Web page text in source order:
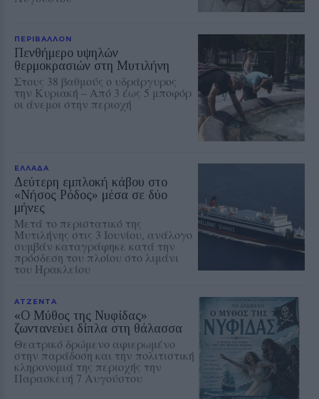
ΠΕΡΙΒΑΛΛΟΝ
Πενθήμερο υψηλών
θερμοκρασιών στη Μυτιλήνη
Στους 38 βαθμούς ο υδράργυρος
την Κυριακή – Από 3 έως 5 μποφόρ
οι άνεμοι στην περιοχή
ΕΛΛΑΔΑ
Δεύτερη εμπλοκή κάβου στο
«Νήσος Ρόδος» μέσα σε δύο
μήνες
Μετά το περιστατικό της
Μυτιλήνης στις 3 Ιουνίου, ανάλογο
συμβάν καταγράφηκε κατά την
πρόσδεση του πλοίου στο λιμάνι
του Ηρακλείου
ΑΤΖΕΝΤΑ
«Ο Μύθος της Νυφίδας»
ζωντανεύει δίπλα στη θάλασσα
Θεατρικό δρώμενο αφιερωμένο
στην παράδοση και την πολιτιστική
κληρονομιά της περιοχής την
Παρασκευή 7 Αυγούστου